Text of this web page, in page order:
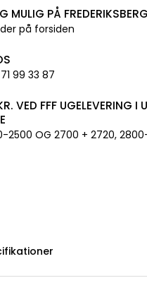
MULIG PÅ FREDERIKSBERG
på forsiden
99 33 87
VED FFF UGELEVERING I
2500 OG 2700 + 2720,